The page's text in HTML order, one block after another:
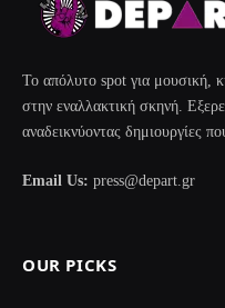
Το απόλυτο spot για μουσική,
στην εναλλακτική σκηνή.
αναδεικνύοντας δημιουργίες
Email Us: press@depart.gr
OUR PICKS